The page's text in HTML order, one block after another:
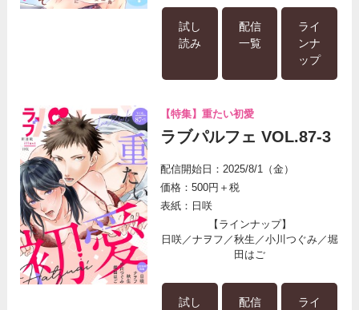
試し
読み
配信
一覧
ライ
ンナ
ップ
【特集】重たい初愛
ラブパルフェ VOL.87-3
配信開始日：2025/8/1（金）
価格：500円＋税
表紙：日咲
【ラインナップ】
日咲／ナヲフ／秋生／小川つぐみ／堀
田はご
試し 配信 ライ